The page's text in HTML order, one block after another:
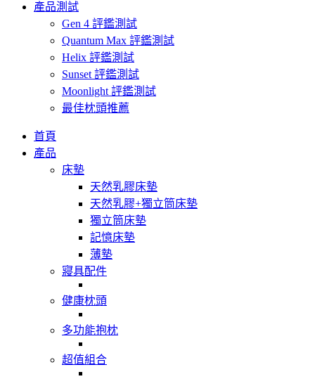
產品測試
Gen 4 評鑑測試
Quantum Max 評鑑測試
Helix 評鑑測試
Sunset 評鑑測試
Moonlight 評鑑測試
最佳枕頭推薦
首頁
產品
床墊
天然乳膠床墊
天然乳膠+獨立筒床墊
獨立筒床墊
記憶床墊
薄墊
寢具配件
健康枕頭
多功能抱枕
超值組合